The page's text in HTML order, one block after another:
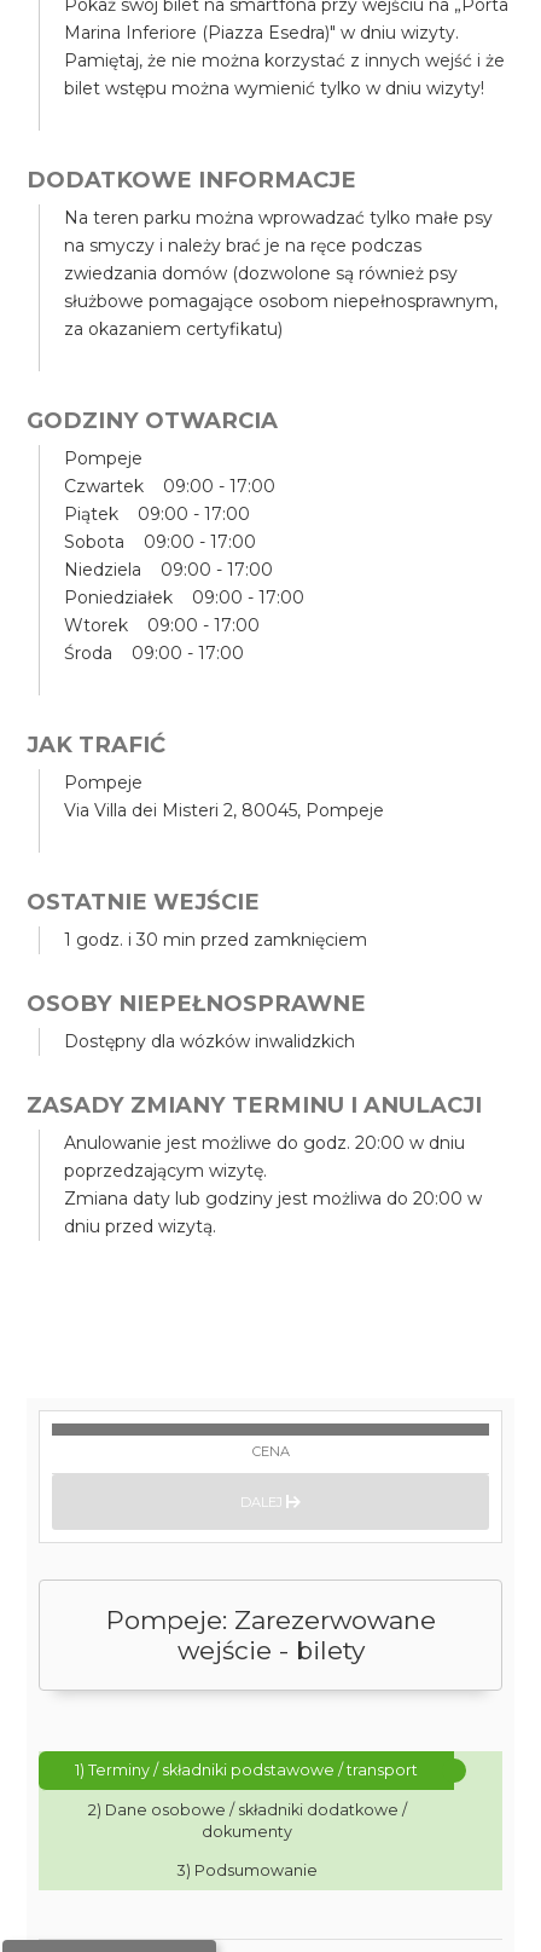
Pokaż swój bilet na smartfona przy wejściu na „Porta
Marina Inferiore (Piazza Esedra)" w dniu wizyty.
Pamiętaj, że nie można korzystać z innych wejść i że
bilet wstępu można wymienić tylko w dniu wizyty!
DODATKOWE INFORMACJE
Na teren parku można wprowadzać tylko małe psy
na smyczy i należy brać je na ręce podczas
zwiedzania domów (dozwolone są również psy
służbowe pomagające osobom niepełnosprawnym,
za okazaniem certyfikatu)
GODZINY OTWARCIA
Pompeje
Czwartek 09:00 - 17:00
Piątek 09:00 - 17:00
Sobota 09:00 - 17:00
Niedziela 09:00 - 17:00
Poniedziałek 09:00 - 17:00
Wtorek 09:00 - 17:00
Środa 09:00 - 17:00
JAK TRAFIĆ
Pompeje
Via Villa dei Misteri 2, 80045, Pompeje
OSTATNIE WEJŚCIE
1 godz. i 30 min przed zamknięciem
OSOBY NIEPEŁNOSPRAWNE
Dostępny dla wózków inwalidzkich
ZASADY ZMIANY TERMINU I ANULACJI
Anulowanie jest możliwe do godz. 20:00 w dniu
poprzedzającym wizytę.
Zmiana daty lub godziny jest możliwa do 20:00 w
dniu przed wizytą.
Pompeje: Zarezerwowane
wejście - bilety
1) Terminy / składniki podstawowe / transport
2) Dane osobowe / składniki dodatkowe /
dokumenty
3) Podsumowanie
CENA
DALEJ